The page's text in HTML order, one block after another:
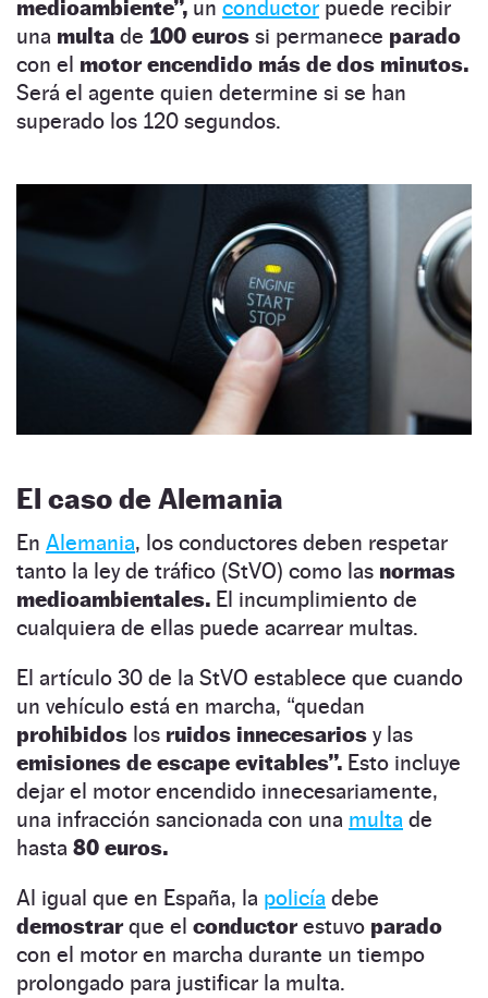
medioambiente”, un conductor puede recibir
una multa de 100 euros si permanece parado
con el motor encendido más de dos minutos.
Será el agente quien determine si se han
superado los 120 segundos.
El caso de Alemania
En Alemania, los conductores deben respetar
tanto la ley de tráfico (StVO) como las normas
medioambientales. El incumplimiento de
cualquiera de ellas puede acarrear multas.
El artículo 30 de la StVO establece que cuando
un vehículo está en marcha, “quedan
prohibidos los ruidos innecesarios y las
emisiones de escape evitables”. Esto incluye
dejar el motor encendido innecesariamente,
una infracción sancionada con una multa de
hasta 80 euros.
Al igual que en España, la policía debe
demostrarque el conductorestuvo parado
con el motor en marcha durante un tiempo
prolongado para justificar la multa.